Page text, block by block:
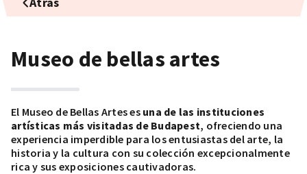
Museo de bellas artes
El Museo de Bellas Artes es una de las instituciones
artísticas más visitadas de Budapest, ofreciendo una
experiencia imperdible para los entusiastas del arte, la
historia y la cultura con su colección excepcionalmente
rica y sus exposiciones cautivadoras.